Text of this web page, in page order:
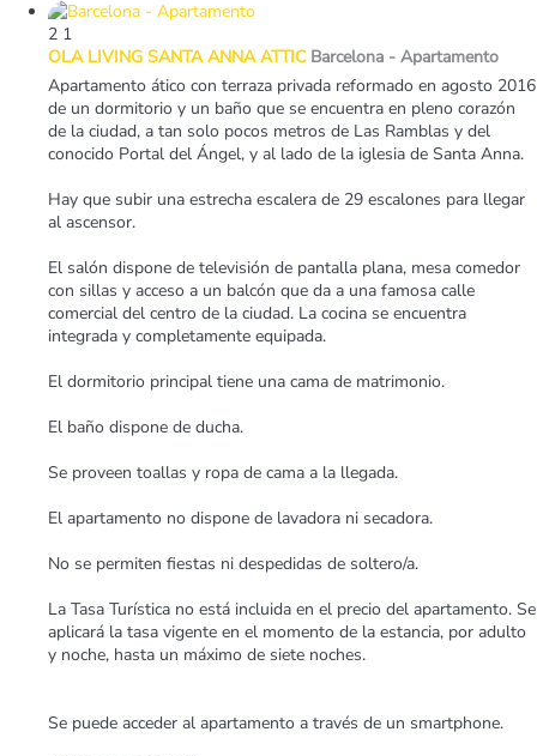
2 1
OLA LIVING SANTA ANNA ATTIC Barcelona - Apartamento
Apartamento ático con terraza privada reformado en agosto 2016
de un dormitorio y un baño que se encuentra en pleno corazón
de la ciudad, a tan solo pocos metros de Las Ramblas y del
conocido Portal del Ángel, y al lado de la iglesia de Santa Anna.
Hay que subir una estrecha escalera de 29 escalones para llegar
al ascensor.
El salón dispone de televisión de pantalla plana, mesa comedor
con sillas y acceso a un balcón que da a una famosa calle
comercial del centro de la ciudad. La cocina se encuentra
integrada y completamente equipada.
El dormitorio principal tiene una cama de matrimonio.
El baño dispone de ducha.
Se proveen toallas y ropa de cama a la llegada.
El apartamento no dispone de lavadora ni secadora.
No se permiten fiestas ni despedidas de soltero/a.
La Tasa Turística no está incluida en el precio del apartamento. Se
aplicará la tasa vigente en el momento de la estancia, por adulto
y noche, hasta un máximo de siete noches.
Se puede acceder al apartamento a través de un smartphone.